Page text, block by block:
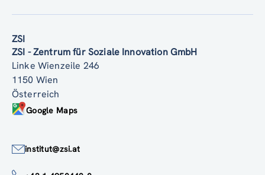
ZSI
ZSI - Zentrum für Soziale Innovation GmbH
Linke Wienzeile 246
1150 Wien
Österreich
Google Maps
institut@zsi.at